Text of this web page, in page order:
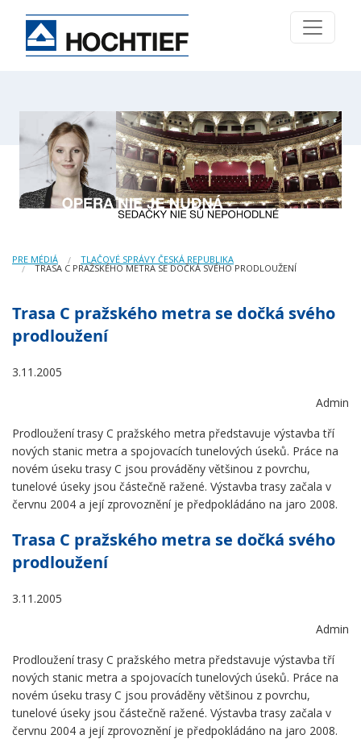
PRE MÉDIÁ TLAČOVÉ SPRÁVY ČESKÁ REPUBLIKA
TRASA C PRAŽSKÉHO METRA SE DOČKÁ SVÉHO PRODLOUŽENÍ
Trasa C pražského metra se dočká svého
prodloužení
3.11.2005
Admin
Prodloužení trasy C pražského metra představuje výstavba tří
nových stanic metra a spojovacích tunelových úseků. Práce na
novém úseku trasy C jsou prováděny většinou z povrchu,
tunelové úseky jsou částečně ražené. Výstavba trasy začala v
červnu 2004 a její zprovoznění je předpokládáno na jaro 2008.
Trasa C pražského metra se dočká svého
prodloužení
3.11.2005
Admin
Prodloužení trasy C pražského metra představuje výstavba tří
nových stanic metra a spojovacích tunelových úseků. Práce na
novém úseku trasy C jsou prováděny většinou z povrchu,
tunelové úseky jsou částečně ražené. Výstavba trasy začala v
červnu 2004 a její zprovoznění je předpokládáno na jaro 2008.